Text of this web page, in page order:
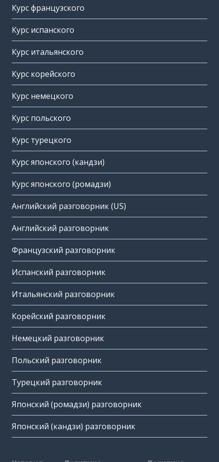
Курс французского
Курс испанского
Курс итальянского
Курс корейского
Курс немецкого
Курс польского
Курс турецкого
Курс японского (кандзи)
Курс японского (ромадзи)
Английский разговорник (US)
Английский разговорник
Французский разговорник
Испанский разговорник
Итальянский разговорник
Корейский разговорник
Немецкий разговорник
Польский разговорник
Турецкий разговорник
Японский (ромадзи) разговорник
Японский (кандзи) разговорник